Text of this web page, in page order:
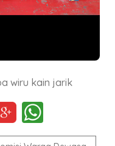
wiru kain jarik